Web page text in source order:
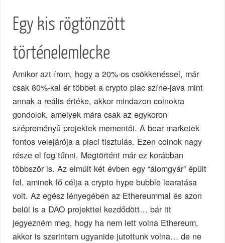
Egy kis rögtönzött
történelemlecke
Amikor azt írom, hogy a 20%-os csökkenéssel, már
csak 80%-kal ér többet a crypto piac színe-java mint
annak a reális értéke, akkor mindazon coinokra
gondolok, amelyek mára csak az egykoron
szépreményű projektek mementói. A bear marketek
fontos velejárója a piaci tisztulás. Ezen coinok nagy
része el fog tűnni. Megtörtént már ez korábban
többször is. Az elmúlt két évben egy “álomgyár” épült
fel, aminek fő célja a crypto hype bubble learatása
volt. Az egész lényegében az Ethereummal és azon
belül is a DAO projekttel kezdődött… bár itt
jegyezném meg, hogy ha nem lett volna Ethereum,
akkor is szerintem ugyanide jutottunk volna… de ne